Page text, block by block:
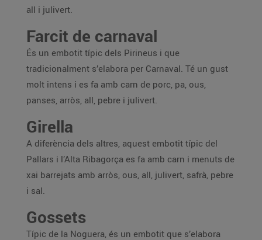
all i julivert.
Farcit de carnaval
És un embotit típic dels Pirineus i que
tradicionalment s’elabora per Carnaval. Té un gust
molt intens i es fa amb carn de porc, pa, ous,
panses, arròs, all, pebre i julivert.
Girella
A diferència dels altres, aquest embotit típic del
Pallars i l’Alta Ribagorça es fa amb carn i menuts de
xai barrejats amb arròs, ous, all, julivert, safrà, pebre
i sal.
Gossets
Típic de la Noguera, és un embotit que s’elabora